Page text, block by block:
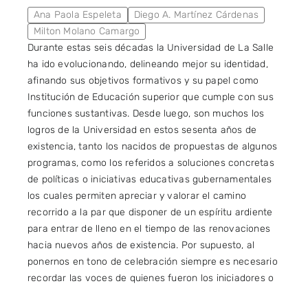
Ana Paola Espeleta
Diego A. Martínez Cárdenas
Milton Molano Camargo
Durante estas seis décadas la Universidad de La Salle
ha ido evolucionando, delineando mejor su identidad,
afinando sus objetivos formativos y su papel como
Institución de Educación superior que cumple con sus
funciones sustantivas. Desde luego, son muchos los
logros de la Universidad en estos sesenta años de
existencia, tanto los nacidos de propuestas de algunos
programas, como los referidos a soluciones concretas
de políticas o iniciativas educativas gubernamentales
los cuales permiten apreciar y valorar el camino
recorrido a la par que disponer de un espíritu ardiente
para entrar de lleno en el tiempo de las renovaciones
hacia nuevos años de existencia. Por supuesto, al
ponernos en tono de celebración siempre es necesario
recordar las voces de quienes fueron los iniciadores o